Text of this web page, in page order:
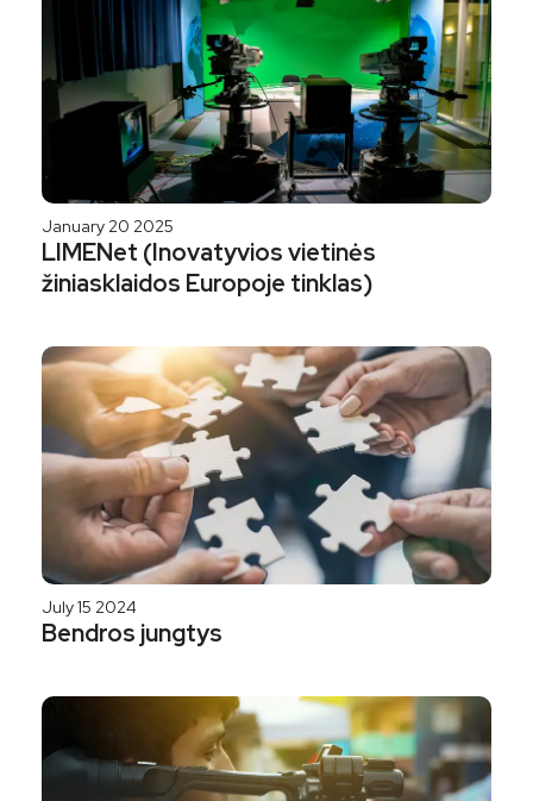
January 20 2025
LIMENet (Inovatyvios vietinės
žiniasklaidos Europoje tinklas)
July 15 2024
Bendros jungtys